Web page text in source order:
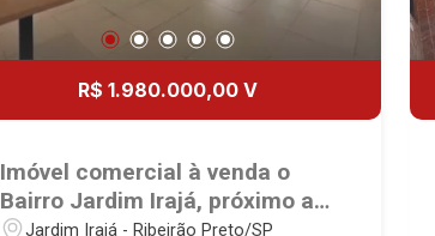
R$ 1.980.000,00 V
Imóvel comercial à venda o
Bairro Jardim Irajá, próximo ao
Assaí Atacadista - Ribeirão
Jardim Irajá - Ribeirão Preto/SP